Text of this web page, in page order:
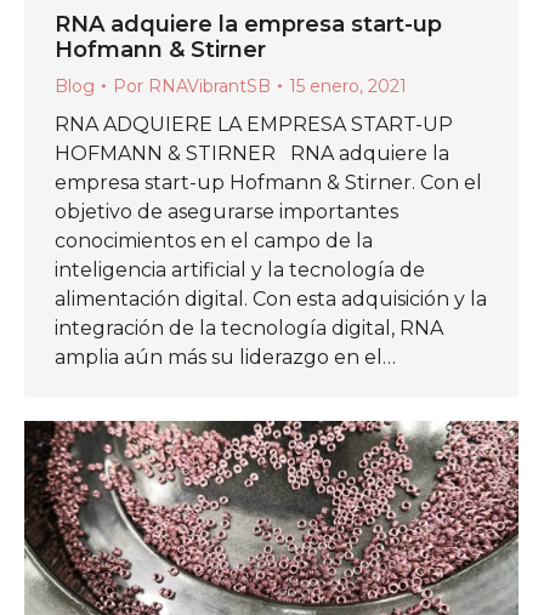
RNA adquiere la empresa start-up
Hofmann & Stirner
Blog Por RNAVibrantSB 15 enero, 2021
RNA ADQUIERE LA EMPRESA START-UP
HOFMANN & STIRNER RNA adquiere la
empresa start-up Hofmann & Stirner. Con el
objetivo de asegurarse importantes
conocimientos en el campo de la
inteligencia artificial y la tecnología de
alimentación digital. Con esta adquisición y la
integración de la tecnología digital, RNA
amplia aún más su liderazgo en el…